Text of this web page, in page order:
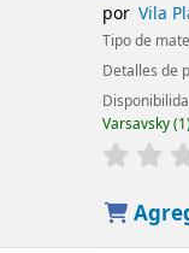
por Vila
Tipo de
Detalles de
Varsavsky